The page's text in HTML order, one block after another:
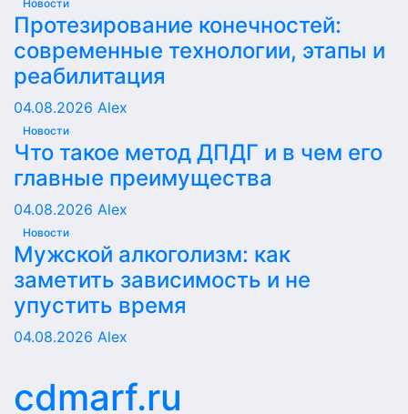
Новости
Протезирование конечностей:
современные технологии, этапы и
реабилитация
04.08.2026 Alex
Новости
Что такое метод ДПДГ и в чем его
главные преимущества
04.08.2026 Alex
Новости
Мужской алкоголизм: как
заметить зависимость и не
упустить время
04.08.2026 Alex
cdmarf.ru